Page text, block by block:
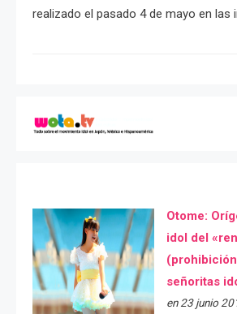
realizado el pasado 4 de mayo en las
Otome:
idol del
señoritas
en 23 junio